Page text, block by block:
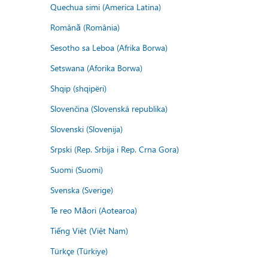
Quechua simi (America Latina)
Română (România)
Sesotho sa Leboa (Afrika Borwa)
Setswana (Aforika Borwa)
Shqip (shqipëri)
Slovenčina (Slovenská republika)
Slovenski (Slovenija)
Srpski (Rep. Srbija i Rep. Crna Gora)
Suomi (Suomi)
Svenska (Sverige)
Te reo Māori (Aotearoa)
Tiếng Việt (Việt Nam)
Türkçe (Türkiye)